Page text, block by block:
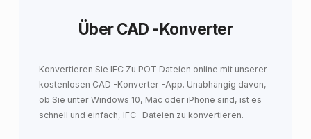
Über CAD -Konverter
Konvertieren Sie IFC Zu POT Dateien online mit unserer
kostenlosen CAD -Konverter -App. Unabhängig davon,
ob Sie unter Windows 10, Mac oder iPhone sind, ist es
schnell und einfach, IFC -Dateien zu konvertieren.